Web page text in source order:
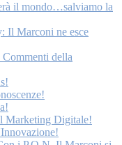
il mondo…salviamo la
Il Marconi ne esce
della
Marketing Digitale!